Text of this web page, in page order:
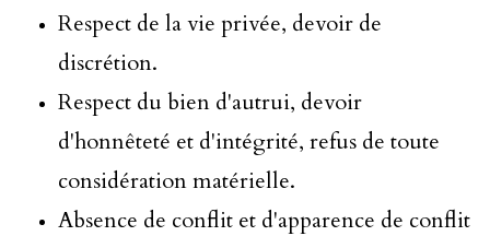
Respect de la vie privée, devoir de
discrétion.
Respect du bien d'autrui, devoir
d'honnêteté et d'intégrité, refus de toute
considération matérielle.
Absence de conflit et d'apparence de conflit